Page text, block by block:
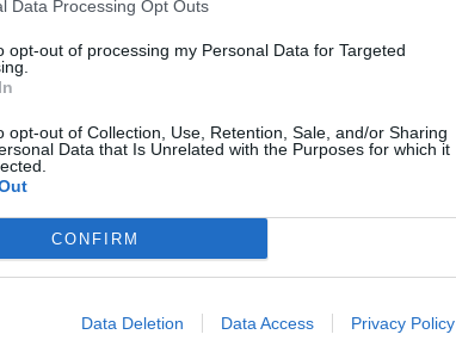
Data Processing Opt Outs
opt-out of processing my Personal Data for Targeted
opt-out of Collection, Use, Retention, Sale, and/or Sharing
Data that Is Unrelated with the Purposes for which it
CONFIRM
Data Deletion Data Access Privacy Policy
δειλίας και χυδαιότητας!